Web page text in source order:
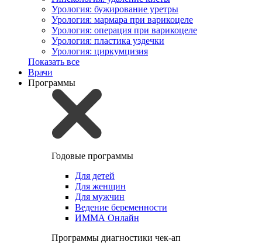
Урология: бужирование уретры
Урология: мармара при варикоцеле
Урология: операция при варикоцеле
Урология: пластика уздечки
Урология: циркумцизия
Показать все
Врачи
Программы
Годовые программы
Для детей
Для женщин
Для мужчин
Ведение беременности
ИММА Онлайн
Программы диагностики чек-ап